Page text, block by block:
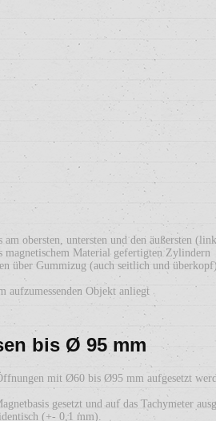
obersten, untersten und den äußersten
magnetischem Material gefertigten Zylindern
über Gummizug (auch seitlich und überkopf)
aufzumessenden Objekt anliegt
bis Ø 95 mm
mit Ø60 bis Ø95 mm aufgesetzt
gesetzt und auf das Tachymeter
(+- 0,1 mm).